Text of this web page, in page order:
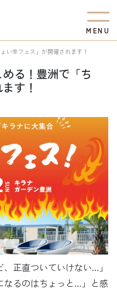
M EN U
い辛フェス」が開催されます！
る！豊洲で「ち
す！
、正直ついていけない…」
なるのはちょっと…」と感